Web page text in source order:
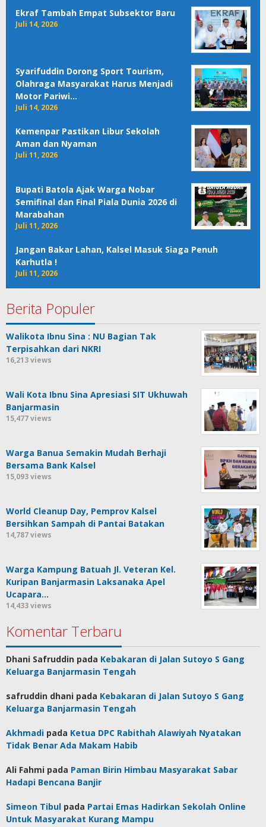
Ekraf Tambah Empat Subsektor Baru
Juli 14, 2026
Syarifuddin Dorong Sport Tourism,
Olahraga Masyarakat Harus Menjadi
Motor Pariwi…
Juli 14, 2026
Kemenpar Pastikan Libur Sekolah
Aman dan Nyaman
Juli 11, 2026
Bupati Batola Ajak Warga Nobar
Semifinal dan Final Piala Dunia 2026 di
Marabahan
Juli 11, 2026
Jangan Bakar Lahan, Kalsel Masuk Siaga Penuh
Karhutla !
Juli 11, 2026
Berita Populer
Walikota Ibnu Sina : NU Bagian Tak
Terpisahkan dari NKRI
16,213 views
Wali Kota Ibnu Sina Apresiasi SIT Ukhuwah
Banjarmasin
15,477 views
Warga Banua Semakin Mudah Berhaji
Bersama Bank Kalsel
15,093 views
World Cleanup Day, Pemprov Kalsel
Bersihkan Sampah di Pantai Batakan
14,787 views
Warga Kampung Batuah Jl. Veteran Kel.
Kuripan Banjarmasin Laksanaka Apel
Ucapara…
14,433 views
Komentar Terbaru
Dhani Safruddin pada Kebakaran di Jalan Sutoyo S Gang
Keluarga Banjarmasin Tengah
safruddin dhani pada Kebakaran di Jalan Sutoyo S Gang
Keluarga Banjarmasin Tengah
Akhmadi pada Ketua DPC Rabithah Alawiyah Nyatakan
Tidak Benar Ada Makam Habib
Ali Fahmi pada Paman Birin Himbau Masyarakat Sabar
Hadapi Bencana Banjir
Simeon Tibul pada Partai Emas Hadirkan Sekolah Online
Untuk Masyarakat Kurang Mampu